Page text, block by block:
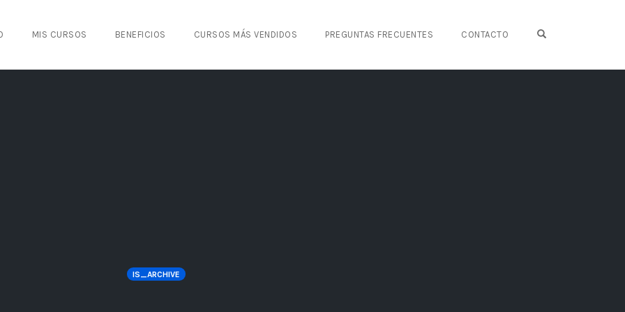
MIS CURSOS BENEFICIOS CURSOS MÁS VENDIDOS PREGUNTAS FRECUENTES CONTACTO
IS_ARCHIVE